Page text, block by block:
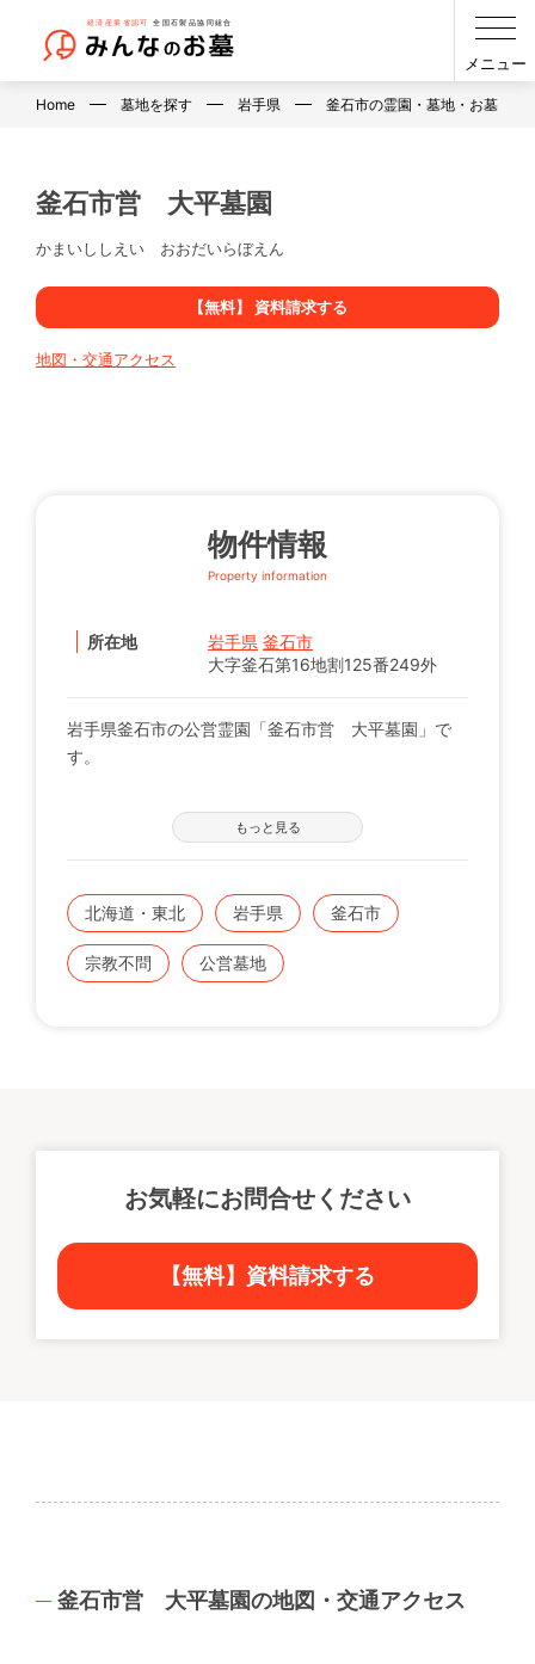
メニュー
Home 墓地を探す 岩手県 釜石市の霊園・墓地・お墓
釜石市営 大平墓園
かまいししえい おおだいらぼえん
【無料】 資料請求する
地図・交通アクセス
物件情報
Property information
所在地 岩手県 釜石市
大字釜石第16地割125番249外
岩手県釜石市の公営霊園「釜石市営 大平墓園」で
す。
【募集の詳細について】
管轄の自治体窓口へお問い合わせください。
※募集は不定期で、申込に際する諸条件がございま
す。
既にこちらに区画をお持ちの方で、お持ちのお墓を建
てる、直す、引越すなどをご検討の方は、専門のスタ
もっと見る
北海道・東北 岩手県 釜石市
宗教不問 公営墓地
お気軽にお問合せください
【無料】資料請求する
釜石市営 大平墓園の地図・交通アクセス